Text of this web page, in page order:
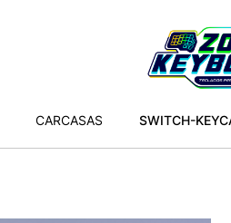
CARCASAS SWITCH-